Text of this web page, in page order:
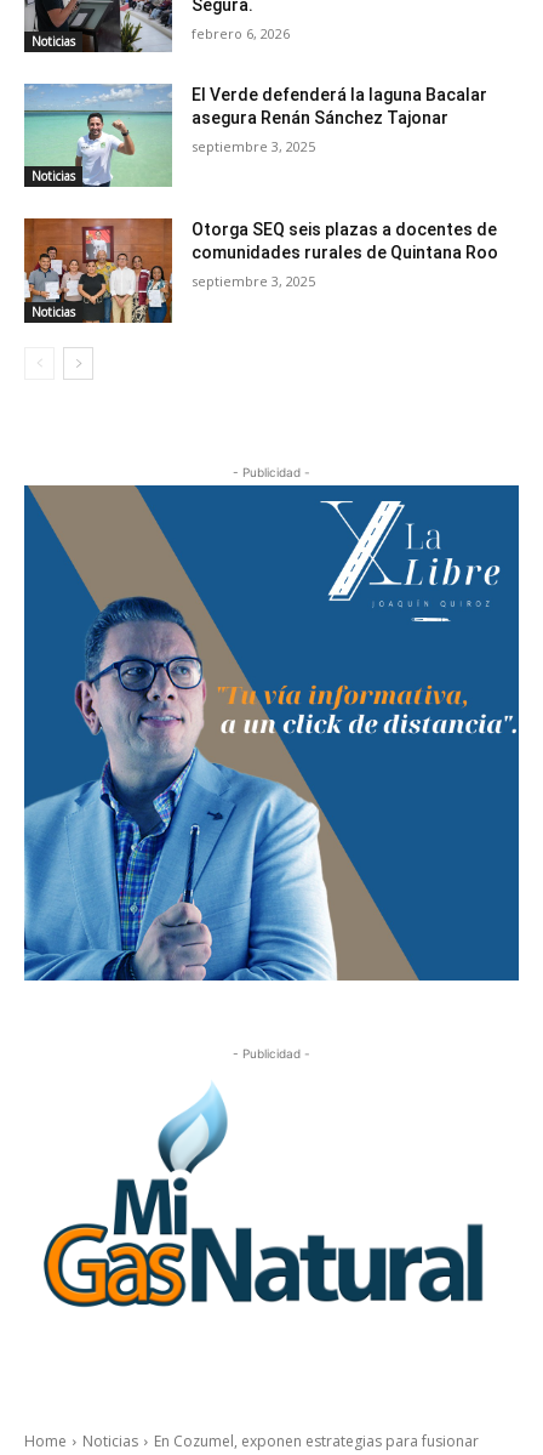
Noticias
Segura.
febrero 6, 2026
Noticias
El Verde defenderá la laguna Bacalar
asegura Renán Sánchez Tajonar
septiembre 3, 2025
Noticias
Otorga SEQ seis plazas a docentes de
comunidades rurales de Quintana Roo
septiembre 3, 2025
- Publicidad -
- Publicidad -